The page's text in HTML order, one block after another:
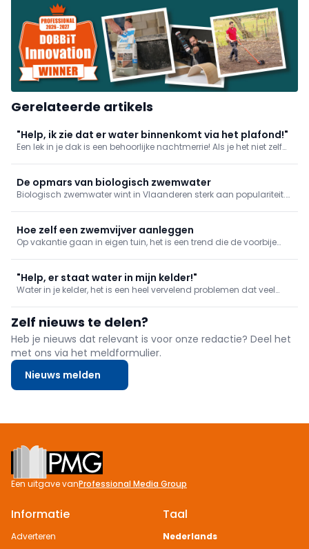
Gerelateerde artikels
"Help, ik zie dat er water binnenkomt via het plafond!"
Een lek in je dak is een behoorlijke nachtmerrie! Als je het niet zelf
zelf kan doen om erger te voorkomen.
De opmars van biologisch zwemwater
Biologisch zwemwater wint in Vlaanderen sterk aan populariteit.
tuinontwerp. De zwemvijver groeit zo uit van waterpartij tot ...
Hoe zelf een zwemvijver aanleggen
Op vakantie gaan in eigen tuin, het is een trend die de voorbije
tuindromen van onder het stof. Meer wel dan niet hoorde daar
"Help, er staat water in mijn kelder!"
Water in je kelder, het is een heel vervelend problemen dat veel
doordacht handelen is essentieel om schade te beperken.
Zelf nieuws te delen?
Heb je nieuws dat relevant is voor onze redactie? Deel het
met ons via het meldformulier.
Nieuws melden
Footer
Een uitgave vanProfessional Media Group
Informatie
Adverteren
Taal
Nederlands